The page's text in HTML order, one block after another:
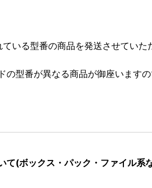
いる型番の商品を発送させていた
の型番が異なる商品が御座います
て(ボックス・パック・ファイル系